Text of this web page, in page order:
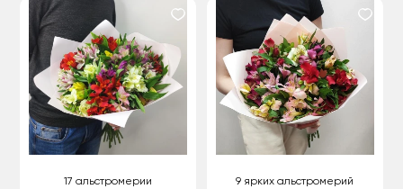
17 альстромерии 9 ярких альстромерий